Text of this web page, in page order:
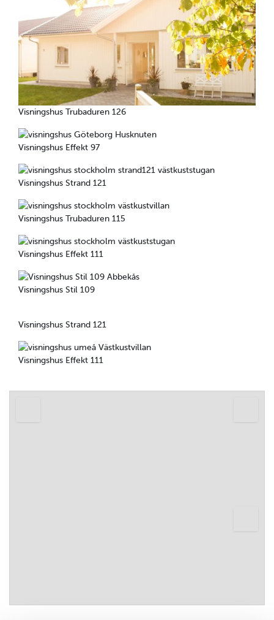
Visningshus Trubaduren 126
Visningshus Effekt 97
Visningshus Strand 121
Visningshus Trubaduren 115
Visningshus Effekt 111
Visningshus Stil 109
Visningshus Strand 121
Visningshus Effekt 111